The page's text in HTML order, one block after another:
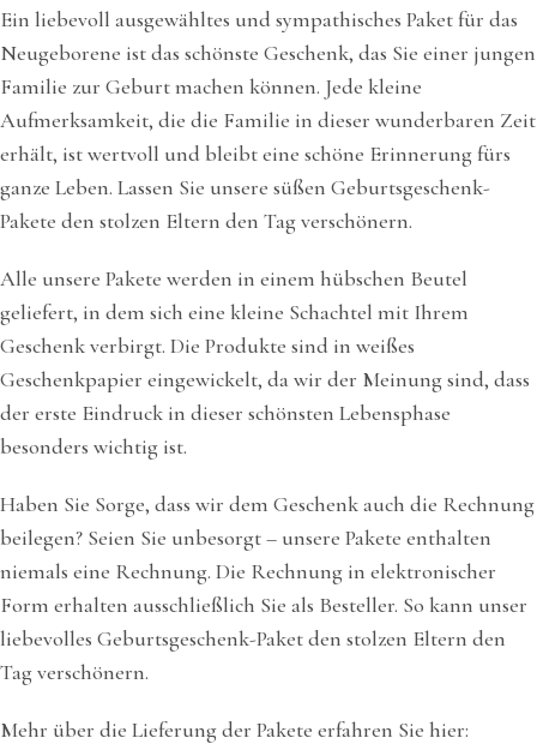
Ein liebevoll ausgewähltes und sympathisches Paket für das
Neugeborene ist das schönste Geschenk, das Sie einer jungen
Familie zur Geburt machen können. Jede kleine
Aufmerksamkeit, die die Familie in dieser wunderbaren Zeit
erhält, ist wertvoll und bleibt eine schöne Erinnerung fürs
ganze Leben. Lassen Sie unsere süßen Geburtsgeschenk-
Pakete den stolzen Eltern den Tag verschönern.
Alle unsere Pakete werden in einem hübschen Beutel
geliefert, in dem sich eine kleine Schachtel mit Ihrem
Geschenk verbirgt. Die Produkte sind in weißes
Geschenkpapier eingewickelt, da wir der Meinung sind, dass
der erste Eindruck in dieser schönsten Lebensphase
besonders wichtig ist.
Haben Sie Sorge, dass wir dem Geschenk auch die Rechnung
beilegen? Seien Sie unbesorgt – unsere Pakete enthalten
niemals eine Rechnung. Die Rechnung in elektronischer
Form erhalten ausschließlich Sie als Besteller. So kann unser
liebevolles Geburtsgeschenk-Paket den stolzen Eltern den
Tag verschönern.
Mehr über die Lieferung der Pakete erfahren Sie hier: